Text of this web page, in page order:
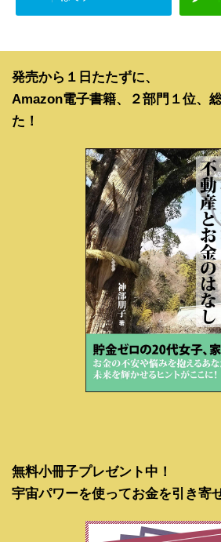
発売から１日たたずに、
Amazon電子書籍、２部門１位、
た！
無料小冊子プレゼント中！
宇宙パワーを使ってお金を引き寄